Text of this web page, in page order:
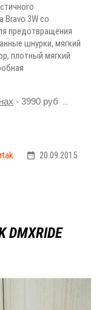
Bravo 3W со
предотвращения
шнурки, мягкий
плотный мягкий
- 3990 руб ...
20.09.2015